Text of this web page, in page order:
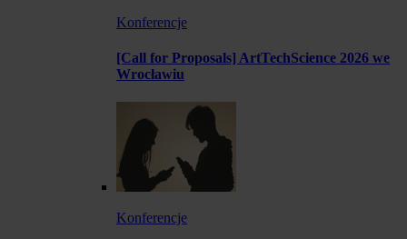
Konferencje
[Call for Proposals] ArtTechScience 2026 we
Wrocławiu
Konferencje